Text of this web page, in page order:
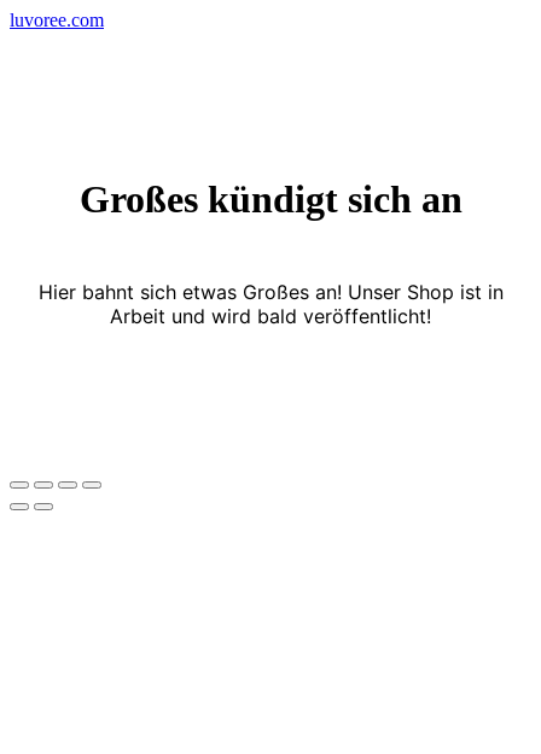
Skip
luvoree.com
Großes kündigt sich an
Hier bahnt sich etwas Großes an! Unser Shop ist in
Arbeit und wird bald veröffentlicht!